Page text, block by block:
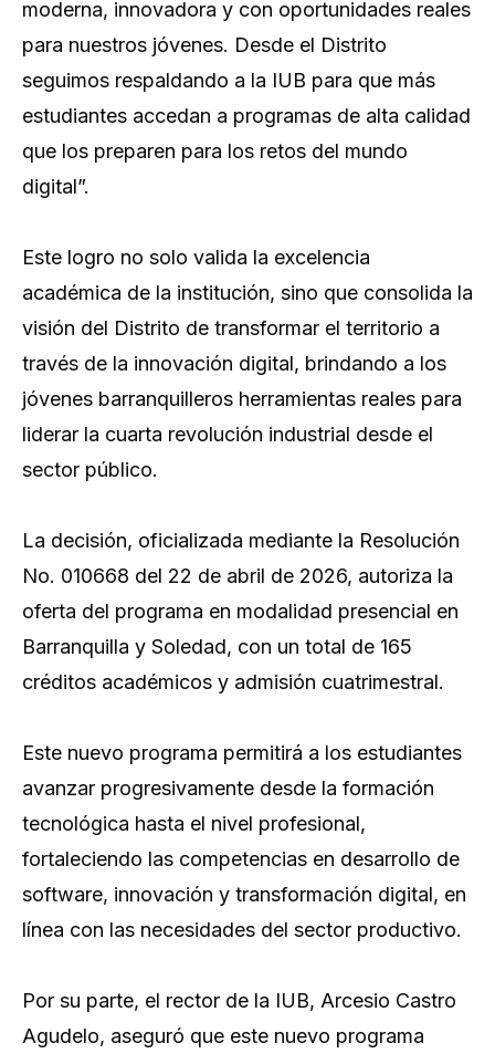
moderna, innovadora y con oportunidades reales
para nuestros jóvenes. Desde el Distrito
seguimos respaldando a la IUB para que más
estudiantes accedan a programas de alta calidad
que los preparen para los retos del mundo
digital”.
Este logro no solo valida la excelencia
académica de la institución, sino que consolida la
visión del Distrito de transformar el territorio a
través de la innovación digital, brindando a los
jóvenes barranquilleros herramientas reales para
liderar la cuarta revolución industrial desde el
sector público.
La decisión, oficializada mediante la Resolución
No. 010668 del 22 de abril de 2026, autoriza la
oferta del programa en modalidad presencial en
Barranquilla y Soledad, con un total de 165
créditos académicos y admisión cuatrimestral.
Este nuevo programa permitirá a los estudiantes
avanzar progresivamente desde la formación
tecnológica hasta el nivel profesional,
fortaleciendo las competencias en desarrollo de
software, innovación y transformación digital, en
línea con las necesidades del sector productivo.
Por su parte, el rector de la IUB, Arcesio Castro
Agudelo, aseguró que este nuevo programa